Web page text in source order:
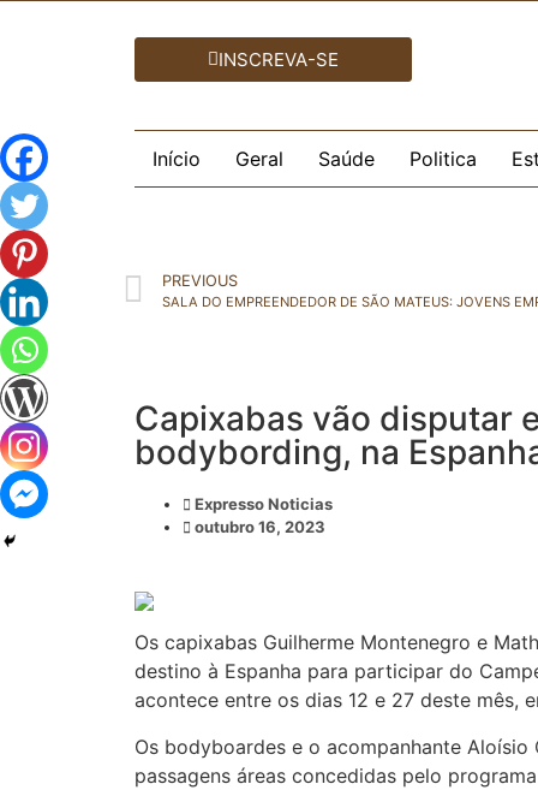
INSCREVA-SE
Início Geral Saúde Politica
PREVIOUS
Capixabas vão disputar
bodybording, na
Expresso Noticias
outubro 16, 2023
Os capixabas Guilherme Montenegro e
destino à Espanha para participar do
acontece entre os dias 12 e 27 deste mês,
Os bodyboardes e o acompanhante
passagens áreas concedidas pelo